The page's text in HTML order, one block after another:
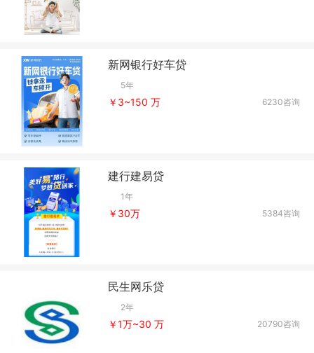
新网银行好车贷
5年
6230咨询
￥3~150 万
建行建易贷
1年
5384咨询
￥30万
民生网乐贷
2年
20790咨询
￥1万~30 万